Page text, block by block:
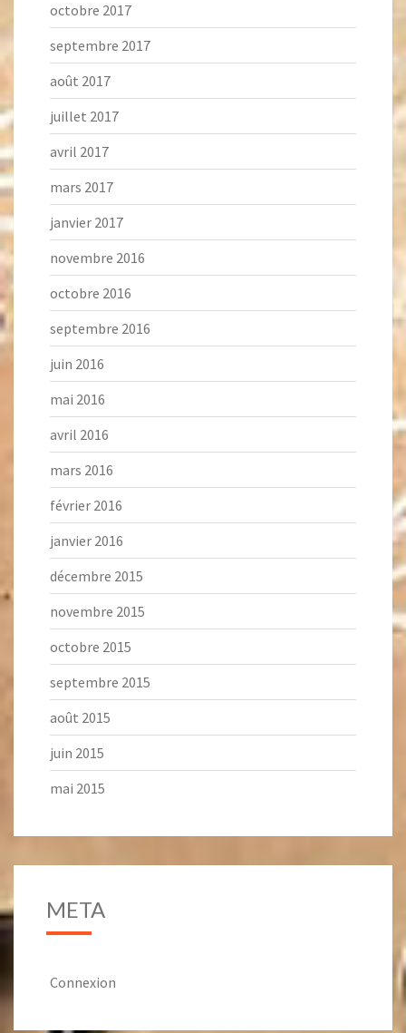
octobre 2017
septembre 2017
août 2017
juillet 2017
avril 2017
mars 2017
janvier 2017
novembre 2016
octobre 2016
septembre 2016
juin 2016
mai 2016
avril 2016
mars 2016
février 2016
janvier 2016
décembre 2015
novembre 2015
octobre 2015
septembre 2015
août 2015
juin 2015
mai 2015
META
Connexion